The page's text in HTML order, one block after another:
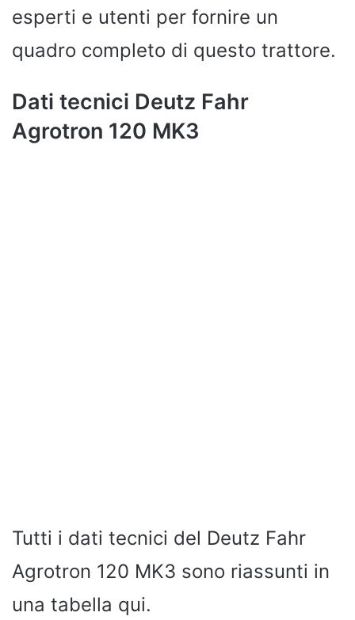
esperti e utenti per fornire un
quadro completo di questo trattore.
Dati tecnici Deutz Fahr
Agrotron 120 MK3
Tutti i dati tecnici del Deutz Fahr
Agrotron 120 MK3 sono riassunti in
una tabella qui.